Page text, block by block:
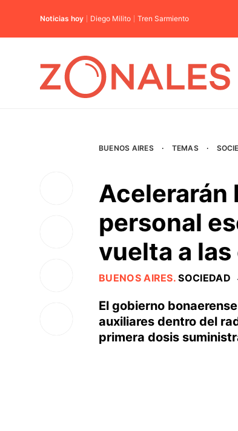
Noticias hoy Diego Milito Tren Sarmiento
BUENOS AIRES · TEMAS ·
Acelerarán
personal
vuelta a
BUENOS AIRES.SOCIEDAD ·
El gobierno
auxiliares dentro del
primera dosis